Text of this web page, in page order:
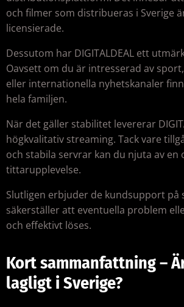
och filmer som distribueras i Sverige
licensierade.
Dessutom har DIGITALDEAL ett
Oavsett om du är intresserad av
eller internationella nyhetskanaler
hela familjen.
När det gäller stabilitet levererar
högkvalitativ streaming. Tack vare
och stabila servrar kan du njuta av en
tittarupplevelse.
Slutligen erbjuder de kundsupport på
säkerställer att eventuella problem
och effektivt löses.
Kort sammanfattning –
lagligt i Sverige?